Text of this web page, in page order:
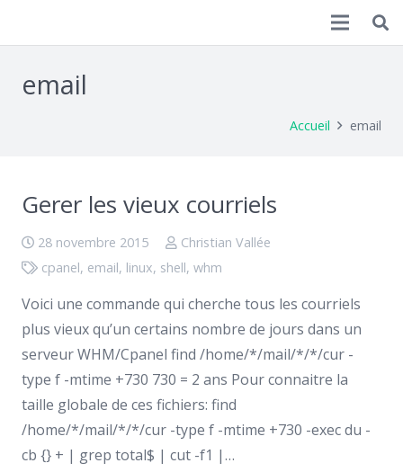
email
Accueil email
Gerer les vieux courriels
28 novembre 2015
Christian Vallée
cpanel, email, linux, shell, whm
Voici une commande qui cherche tous les courriels
plus vieux qu’un certains nombre de jours dans un
serveur WHM/Cpanel find /home/*/mail/*/*/cur -
type f -mtime +730 730 = 2 ans Pour connaitre la
taille globale de ces fichiers: find
/home/*/mail/*/*/cur -type f -mtime +730 -exec du -
cb {} + | grep total$ | cut -f1 |…